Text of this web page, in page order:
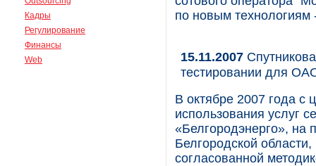
Кадры
Регулирование
Финансы
Web
по новым технологиям
15.11.2007
тестировании для
В октябре 2007 года с
использования услуг
«Белгородэнерго», на
Белгородской
согласованной